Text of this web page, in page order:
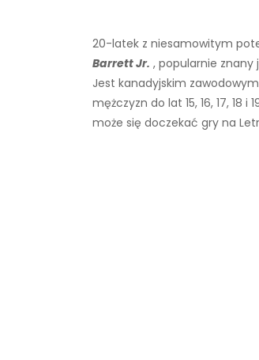
20-latek z niesamowitym
Barrett Jr. , popularnie znany
Jest kanadyjskim
mężczyzn do lat 15, 16, 17, 18 i
może się doczekać gry na